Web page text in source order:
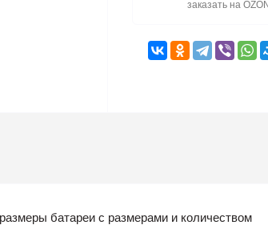
заказать на OZON
батареи с размерами и количеством